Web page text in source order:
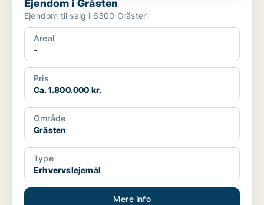
Ejendom i Gråsten
Ejendom til salg i 6300 Gråsten
Areal
-
Pris
Ca. 1.800.000 kr.
Område
Gråsten
Type
Erhvervslejemål
Mere info